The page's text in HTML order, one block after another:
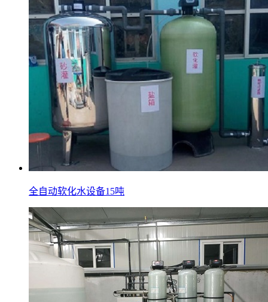
全自动软化水设备15吨